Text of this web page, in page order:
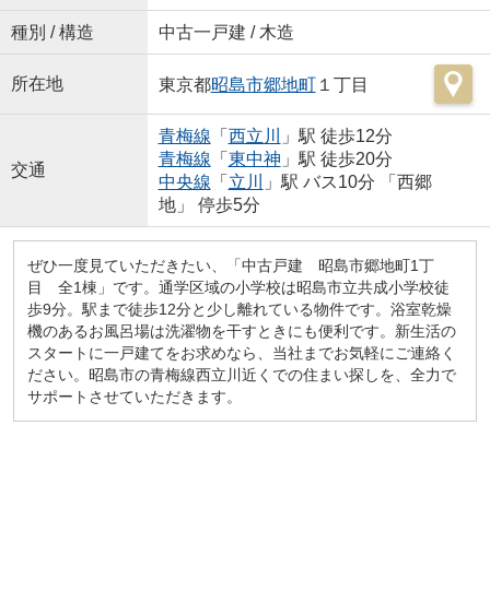
種別 / 構造 中古一戸建 / 木造
所在地 東京都昭島市郷地町１丁目
交通
青梅線 「 西立川
」駅 徒歩12分
青梅線 「 東中神 」駅 徒歩20分
中央線 「 立川
」駅 バス10分 「西郷
地」 停歩5分
ぜひ一度見ていただきたい、「中古戸建 昭島市郷地町1丁
目 全1棟」です。通学区域の小学校は昭島市立共成小学校徒
歩9分。駅まで徒歩12分と少し離れている物件です。浴室乾燥
機のあるお風呂場は洗濯物を干すときにも便利です。新生活の
スタートに一戸建てをお求めなら、当社までお気軽にご連絡く
ださい。昭島市の青梅線西立川近くでの住まい探しを、全力で
サポートさせていただきます。